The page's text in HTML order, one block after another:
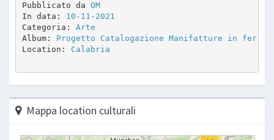
Pubblicato da OM
In data: 10-11-2021
Categoria: Arte
Album: Progetto Catalogazione Manifatture in ferro
Location: Calabria
Mappa location culturali